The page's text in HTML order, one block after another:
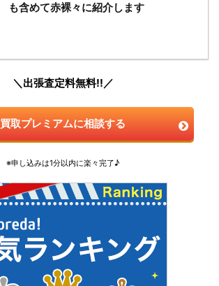
も含めて赤裸々に紹介します
＼出張査定料無料!!／
買取プレミアムに相談する
※申し込みは1分以内に楽々完了♪